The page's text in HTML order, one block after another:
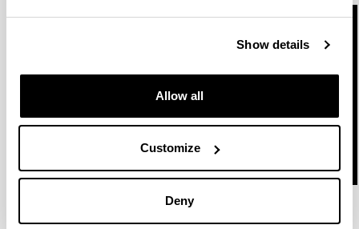
Show details
Allow all
Customize
Deny